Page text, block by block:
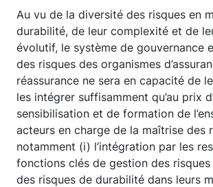
Au vu de la diversité des risques en
durabilité, de leur complexité et de
évolutif, le système de gouvernance
des risques des organismes
réassurance ne sera en capacité de
les intégrer suffisamment qu’au prix
sensibilisation et de formation de
acteurs en charge de la maîtrise des
notamment (i) l’intégration par les
fonctions clés de gestion des
des risques de durabilité dans leurs